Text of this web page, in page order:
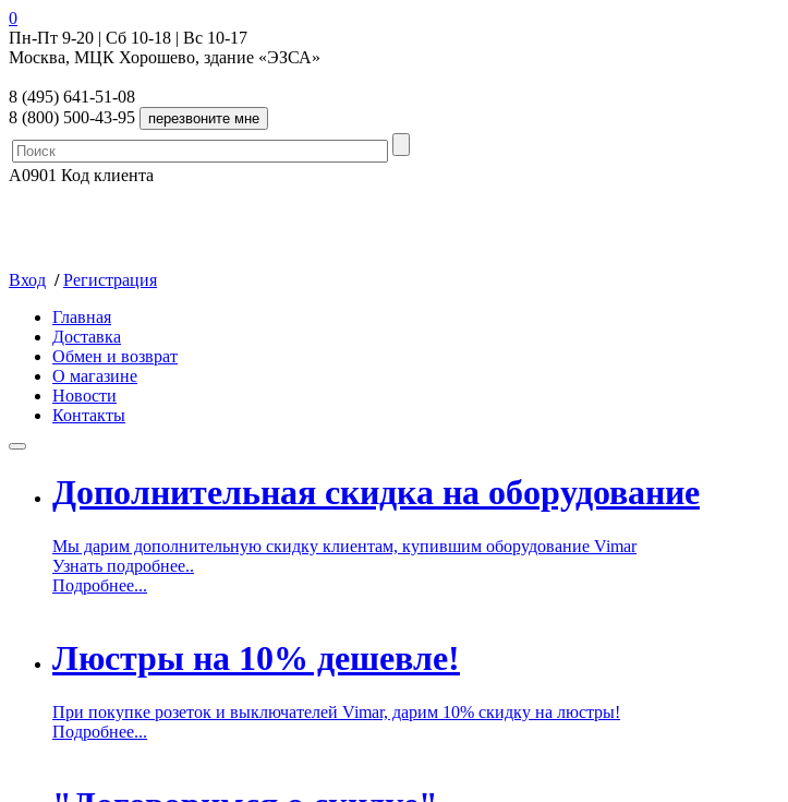
0
Пн-Пт 9-20 | Сб 10-18 | Вс 10-17
Москва, МЦК Хорошево, здание «ЭЗСА»
8 (495) 641-51-08
8 (800) 500-43-95
A0901 Код клиента
Вход / Регистрация
Главная
Доставка
Обмен и возврат
О магазине
Новости
Контакты
Дополнительная скидка на оборудование
Мы дарим дополнительную скидку клиентам, купившим оборудование Vimar
Узнать подробнее..
Подробнее...
Люстры на 10% дешевле!
При покупке розеток и выключателей Vimar, дарим 10% скидку на люстры!
Подробнее...